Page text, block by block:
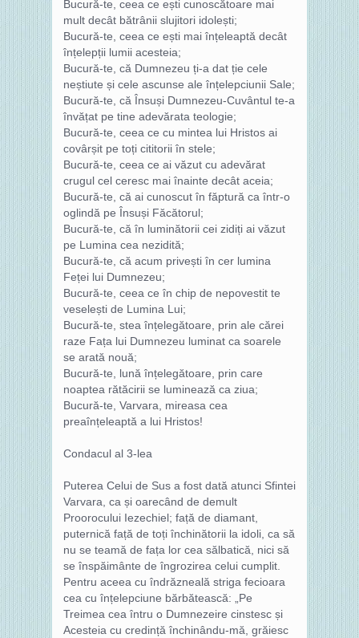
Bucură-te, ceea ce ești cunoscătoare mai
mult decât bătrânii slujitori idolești;
Bucură-te, ceea ce ești mai înțeleaptă decât
înțelepții lumii acesteia;
Bucură-te, că Dumnezeu ți-a dat ție cele
neștiute și cele ascunse ale înțelepciunii Sale;
Bucură-te, că Însuși Dumnezeu-Cuvântul te-a
învățat pe tine adevărata teologie;
Bucură-te, ceea ce cu mintea lui Hristos ai
covârșit pe toți cititorii în stele;
Bucură-te, ceea ce ai văzut cu adevărat
crugul cel ceresc mai înainte decât aceia;
Bucură-te, că ai cunoscut în făptură ca într-o
oglindă pe Însuși Făcătorul;
Bucură-te, că în luminătorii cei zidiți ai văzut
pe Lumina cea nezidită;
Bucură-te, că acum privești în cer lumina
Feței lui Dumnezeu;
Bucură-te, ceea ce în chip de nepovestit te
veselești de Lumina Lui;
Bucură-te, stea înțelegătoare, prin ale cărei
raze Fața lui Dumnezeu luminat ca soarele
se arată nouă;
Bucură-te, lună înțelegătoare, prin care
noaptea rătăcirii se luminează ca ziua;
Bucură-te, Varvara, mireasa cea
preaînțeleaptă a lui Hristos!
Condacul al 3-lea
Puterea Celui de Sus a fost dată atunci Sfintei
Varvara, ca și oarecând de demult
Proorocului Iezechiel; față de diamant,
puternică față de toți închinătorii la idoli, ca să
nu se teamă de fața lor cea sălbatică, nici să
se înspăimânte de îngrozirea celui cumplit.
Pentru aceea cu îndrăzneală striga fecioara
cea cu înțelepciune bărbătească: „Pe
Treimea cea întru o Dumnezeire cinstesc și
Acesteia cu credință închinându-mă, grăiesc